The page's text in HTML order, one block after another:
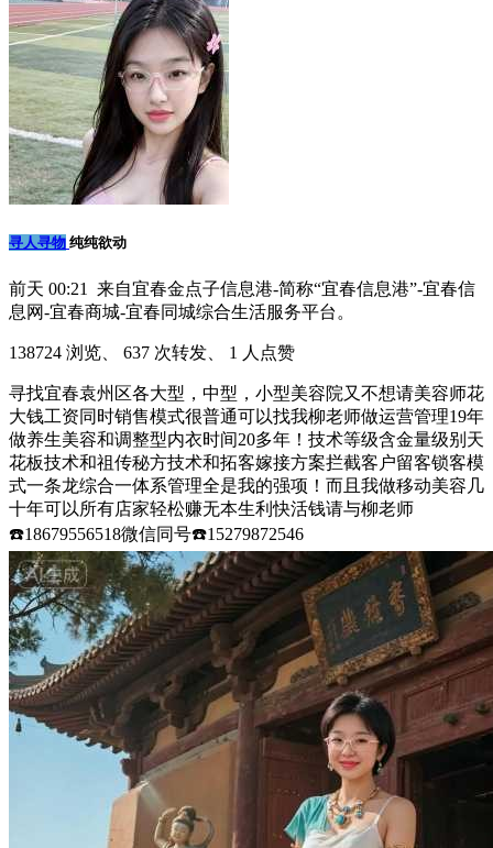
寻人寻物 纯纯欲动
前天 00:21 来自宜春金点子信息港-简称“宜春信息港”-宜春信
息网-宜春商城-宜春同城综合生活服务平台。
138724 浏览、 637 次转发、 1 人点赞
寻找宜春袁州区各大型，中型，小型美容院又不想请美容师花
大钱工资同时销售模式很普通可以找我柳老师做运营管理19年
做养生美容和调整型内衣时间20多年！技术等级含金量级别天
花板技术和祖传秘方技术和拓客嫁接方案拦截客户留客锁客模
式一条龙综合一体系管理全是我的强项！而且我做移动美容几
十年可以所有店家轻松赚无本生利快活钱请与柳老师
☎️18679556518微信同号☎️15279872546